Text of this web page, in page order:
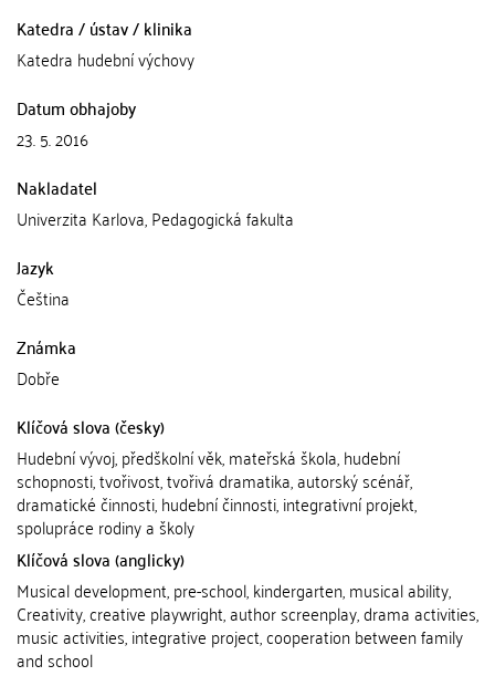
Katedra / ústav / klinika
Katedra hudební výchovy
Datum obhajoby
23. 5. 2016
Nakladatel
Univerzita Karlova, Pedagogická fakulta
Jazyk
Čeština
Známka
Dobře
Klíčová slova (česky)
Hudební vývoj, předškolní věk, mateřská škola, hudební
schopnosti, tvořivost, tvořivá dramatika, autorský scénář,
dramatické činnosti, hudební činnosti, integrativní projekt,
spolupráce rodiny a školy
Klíčová slova (anglicky)
Musical development, pre-school, kindergarten, musical ability,
Creativity, creative playwright, author screenplay, drama activities,
music activities, integrative project, cooperation between family
and school